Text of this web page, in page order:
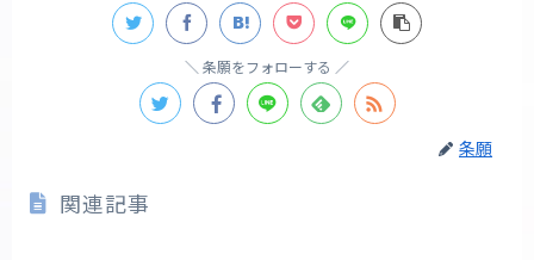
条願をフォローする
条願
関連記事